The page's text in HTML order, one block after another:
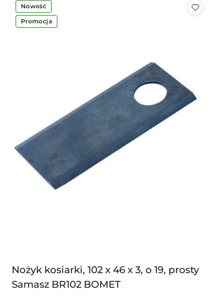
Nowość
Promocja
Nożyk kosiarki, 102 x 46 x 3, o 19, prosty
Samasz BR102 BOMET